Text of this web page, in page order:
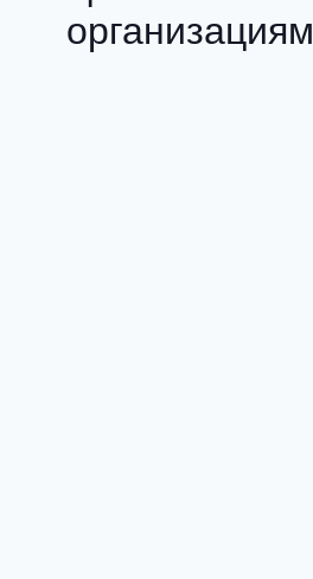
организациям